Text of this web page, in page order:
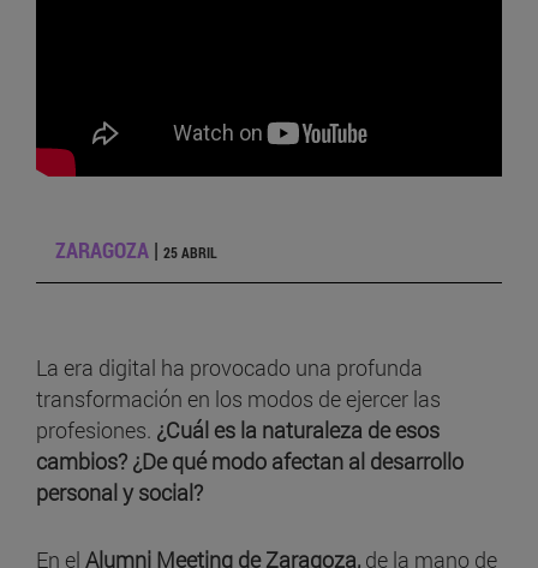
ZARAGOZA | 25 ABRIL
La era digital ha provocado una profunda
transformación en los modos de ejercer las
profesiones. ¿Cuál es la naturaleza de esos
cambios? ¿De qué modo afectan al desarrollo
personal y social?
En el Alumni Meeting de Zaragoza, de la mano de